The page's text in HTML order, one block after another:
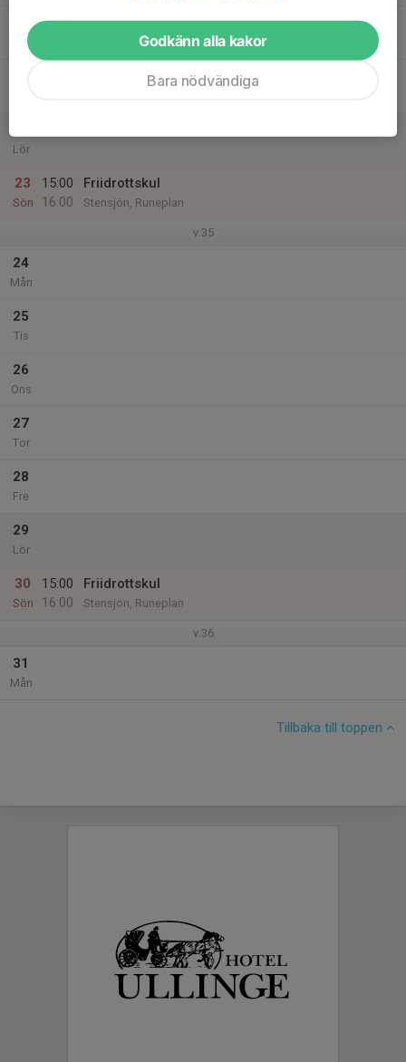
Tor
Lör
23
Sön
15:00
16:00
Friidrottskul
Stensjön, Runeplan
v.35
24
Mån
25
Tis
26
Ons
27
Tor
28
Fre
29
Lör
30
Sön
15:00
16:00
Friidrottskul
Stensjön, Runeplan
v.36
31
Mån
Tillbaka till toppen
Godkänn alla kakor
Bara nödvändiga